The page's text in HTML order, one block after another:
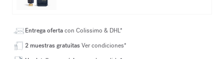
Entrega ofertacon Colissimo & DHL*
2 muestras gratuitasVer condiciones*